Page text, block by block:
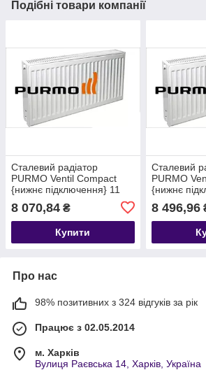
Подібні товари компанії
Сталевий радіатор
PURMO Ventil Compact
{нижнє підключення} 11
8 070,84 ₴
Купити
Сталевий
PURMO
{нижнє
8 496,96
Про нас
98% позитивних з 324 відгуків за рік
Працює з 02.05.2014
м. Харків
Вулиця Раєвська 14, Харків, Україна